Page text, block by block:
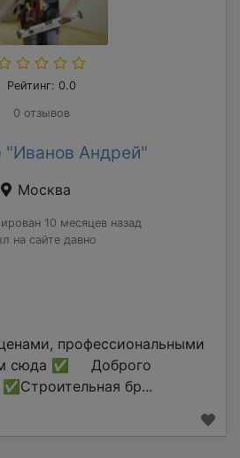
Рейтинг: 0.0
0 отзывов
"Иванов Андрей"
Москва
10 месяцев назад
на сайте давно
профессиональными
сюда ✅ Доброго
бр...